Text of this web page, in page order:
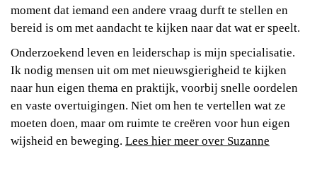
moment dat iemand een andere vraag durft te stellen en
bereid is om met aandacht te kijken naar dat wat er speelt.
Onderzoekend leven en leiderschap is mijn specialisatie.
Ik nodig mensen uit om met nieuwsgierigheid te kijken
naar hun eigen thema en praktijk, voorbij snelle oordelen
en vaste overtuigingen. Niet om hen te vertellen wat ze
moeten doen, maar om ruimte te creëren voor hun eigen
wijsheid en beweging. Lees hier meer over Suzanne